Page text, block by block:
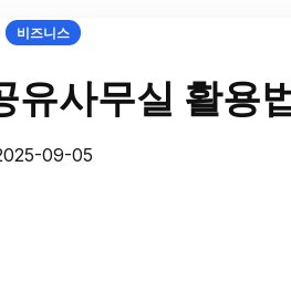
비즈니스
유사무실 활용
09-05